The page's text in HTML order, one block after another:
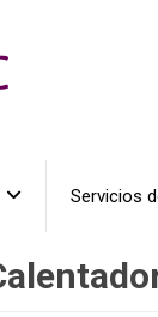
Servicios